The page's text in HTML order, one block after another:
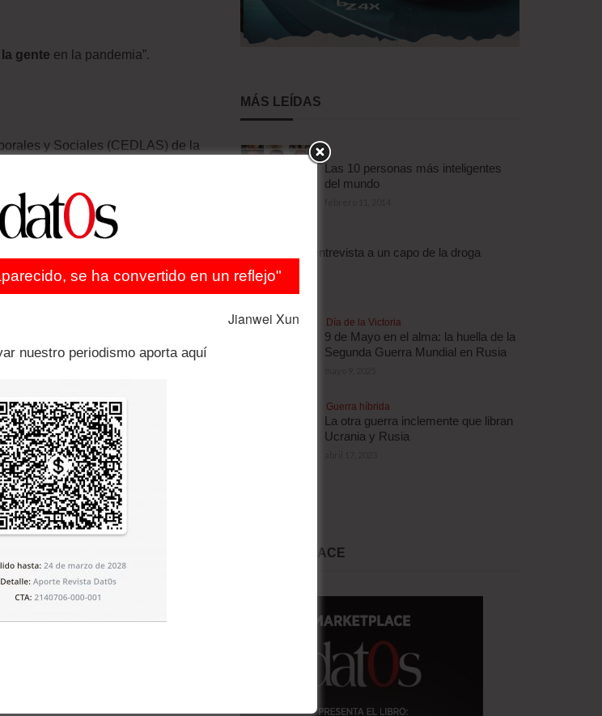
gente en la pandemia”.
y Sociales (CEDLAS) de la
a los segmentos más afectados
sistemas de ayuda social.
las ayudas de emergencia, pero
más rápido y expandir el
los hogares, especialmente al
hubo rechazo entre quienes
social y polarización, la
Eduardo Mello, profesor de
desde su perspectiva los
de la pandemia”, argumenta en
enfrentar el problema de los
señala Mello. “Es
viendo en Colombia”.
MÁS LEÍDAS
Las 10 personas más inteligentes
del mundo
Escalofriante entrevista a un capo de la droga
brasileño
abril 3, 2012
Día de la Victoria
9 de Mayo en el alma: la huella de la
Segunda Guerra Mundial en Rusia
Guerra híbrida
La otra guerra inclemente que libran
Ucrania y Rusia
MARKET PLACE
se ha convertido en un reflejo"
Jianwei Xun
nuestro periodismo aporta aquí